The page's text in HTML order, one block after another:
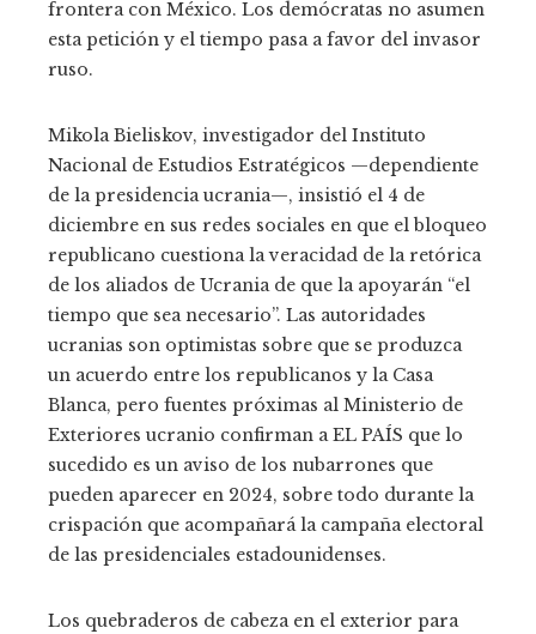
frontera con México. Los demócratas no asumen
esta petición y el tiempo pasa a favor del invasor
ruso.
Mikola Bieliskov, investigador del Instituto
Nacional de Estudios Estratégicos —dependiente
de la presidencia ucrania—, insistió el 4 de
diciembre en sus redes sociales en que el bloqueo
republicano cuestiona la veracidad de la retórica
de los aliados de Ucrania de que la apoyarán “el
tiempo que sea necesario”. Las autoridades
ucranias son optimistas sobre que se produzca
un acuerdo entre los republicanos y la Casa
Blanca, pero fuentes próximas al Ministerio de
Exteriores ucranio confirman a EL PAÍS que lo
sucedido es un aviso de los nubarrones que
pueden aparecer en 2024, sobre todo durante la
crispación que acompañará la campaña electoral
de las presidenciales estadounidenses.
Los quebraderos de cabeza en el exterior para